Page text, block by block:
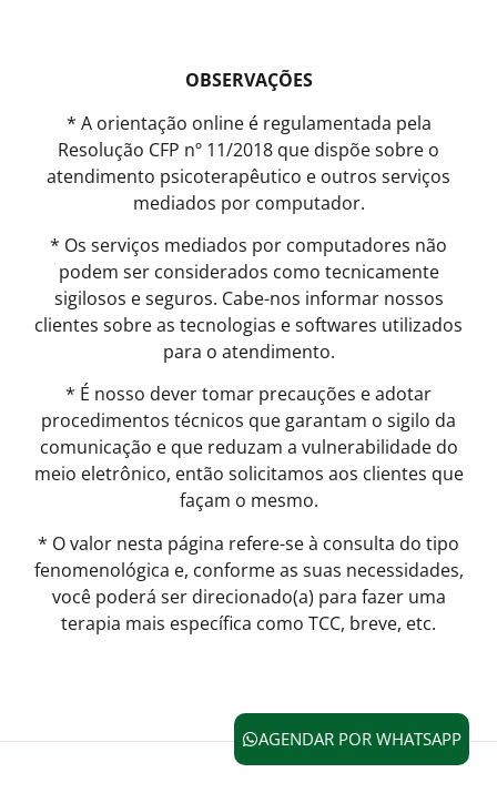
OBSERVAÇÕES
* A orientação online é regulamentada pela
Resolução CFP nº 11/2018 que dispõe sobre o
atendimento psicoterapêutico e outros serviços
mediados por computador.
* Os serviços mediados por computadores não
podem ser considerados como tecnicamente
sigilosos e seguros. Cabe-nos informar nossos
clientes sobre as tecnologias e softwares utilizados
para o atendimento.
* É nosso dever tomar precauções e adotar
procedimentos técnicos que garantam o sigilo da
comunicação e que reduzam a vulnerabilidade do
meio eletrônico, então solicitamos aos clientes que
façam o mesmo.
* O valor nesta página refere-se à consulta do tipo
fenomenológica e, conforme as suas necessidades,
você poderá ser direcionado(a) para fazer uma
terapia mais específica como TCC, breve, etc.
AGENDAR POR WHATSAPP